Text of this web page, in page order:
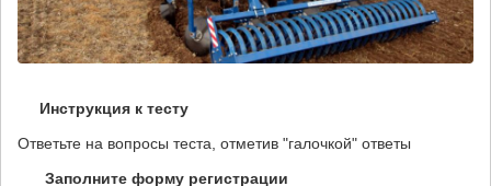
Инструкция к тесту
Ответьте на вопросы теста, отметив "галочкой" ответы
Заполните форму регистрации